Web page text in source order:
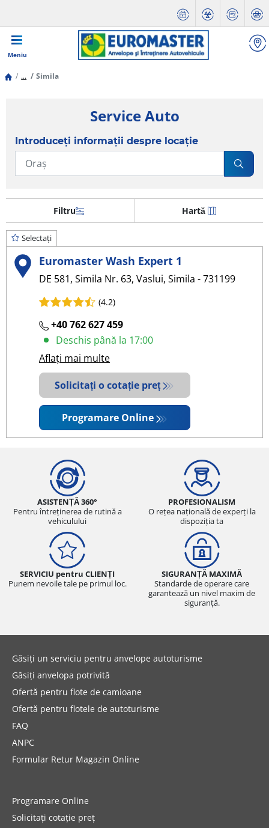
Meniu
... Simila
Service Auto
Introduceți informații despre locație
Filtru Hartă
Selectați
Euromaster Wash Expert 1
DE 581, Simila Nr. 63, Vaslui, Simila - 731199
(4.2)
+40 762 627 459
Deschis până la 17:00
Aflați mai multe
Solicitați o cotație preț
Programare Online
ASISTENȚĂ 360°
Pentru întreținerea de rutină a
vehiculului
PROFESIONALISM
O rețea națională de experți la
dispoziția ta
SERVICIU pentru CLIENȚI
Punem nevoile tale pe primul loc.
SIGURANȚĂ MAXIMĂ
Standarde de operare care
garantează un nivel maxim de
siguranță.
Găsiți un serviciu pentru anvelope autoturisme
Găsiți anvelopa potrivită
Ofertă pentru flote de camioane
Ofertă pentru flotele de autoturisme
FAQ
ANPC
Formular Retur Magazin Online
Programare Online
Solicitați cotație preț